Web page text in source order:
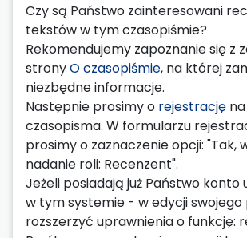
Czy są Państwo zainteresowani
tekstów w tym czasopiśmie?
Rekomendujemy zapoznanie się z
stronyO czasopiśmie, na której
niezbędne informacje.
Następnie prosimy o rejestrację
czasopisma. W formularzu
prosimy o zaznaczenie opcji: "Tak,
nadanie roli: Recenzent".
Jeżeli posiadają już Państwo konto
w tym systemie - w edycji swojego
rozszerzyć uprawnienia o funkcję: